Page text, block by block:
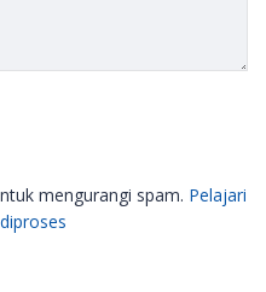
mengurangi spam. Pelajari